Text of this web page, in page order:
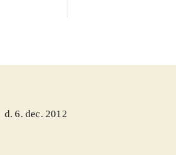
d. 6. dec. 2012